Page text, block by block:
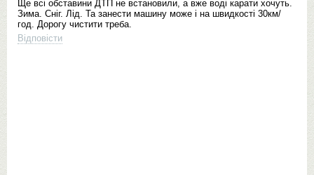
Ще всі обставини ДТП не встановили, а вже воді карати хочуть.
Зима. Сніг. Лід. Та занести машину може і на швидкості 30км/
год. Дорогу чистити треба.
Відповісти